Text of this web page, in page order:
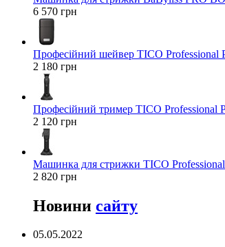
6 570 грн
Професійний шейвер TICO Professional
2 180 грн
Професійний тример TICO Professional
2 120 грн
Машинка для стрижки TICO
2 820 грн
Новини сайту
05.05.2022